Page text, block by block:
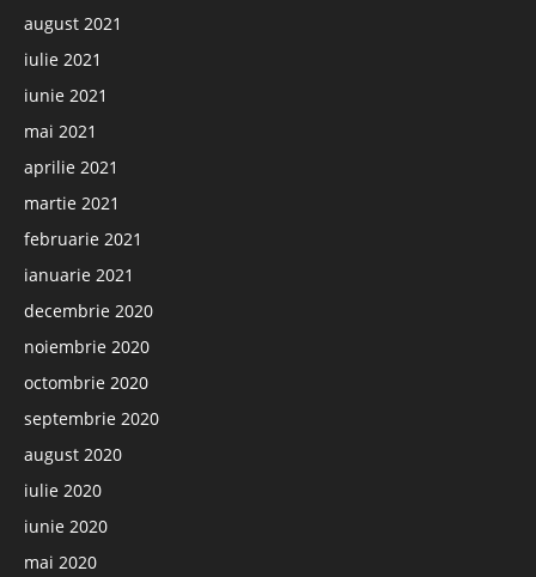
august 2021
iulie 2021
iunie 2021
mai 2021
aprilie 2021
martie 2021
februarie 2021
ianuarie 2021
decembrie 2020
noiembrie 2020
octombrie 2020
septembrie 2020
august 2020
iulie 2020
iunie 2020
mai 2020